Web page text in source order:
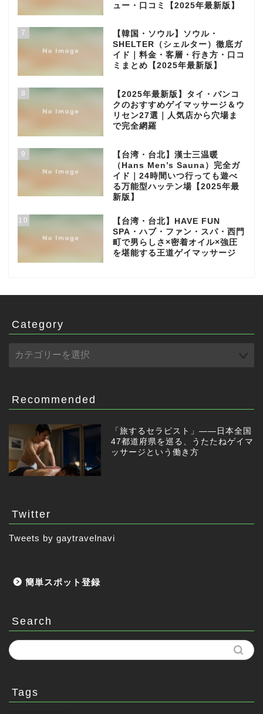
ュー・口コミ【2025年最新版】
7
【韓国・ソウル】ソウル・
SHELTER（シェルター）徹底ガ
イド｜料金・客層・行き方・口コ
ミまとめ【2025年最新版】
8
【2025年最新版】タイ・バンコ
クのおすすめゲイマッサージ＆ウ
リセン27選｜人気店から穴場ま
で完全網羅
9
【台湾・台北】漢士三温暖
（Hans Men’s Sauna）完全ガ
イド｜24時間いつ行っても遊べ
る万能型ハッテン場【2025年最
新版】
10
【台湾・台北】HAVE FUN
SPA・ハブ・ファン・スパ・西門
町で男らしさ×密着オイル×強圧
を堪能する王道ゲイマッサージ
Category
Recommended
「旅するセラピスト」——日本全国
47都道府県を巡る、うたたねゲイマ
ッサージという働き方
Twitter
Tweets by gaytravelnavi
簡単スポット登録
Search
Tags